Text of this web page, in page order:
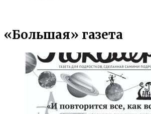
«Большая» газета